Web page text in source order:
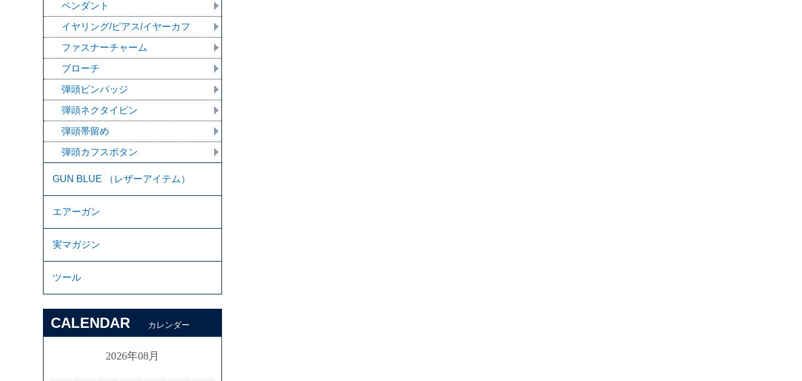
ペンダント
イヤリング/ピアス/イヤーカフ
ファスナーチャーム
ブローチ
弾頭ピンバッジ
弾頭ネクタイピン
弾頭帯留め
弾頭カフスボタン
GUN BLUE （レザーアイテム）
エアーガン
実マガジン
ツール
CALENDAR カレンダー
2026年08月